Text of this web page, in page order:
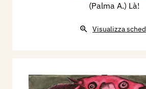
(Palma A.) Là!
Visualizza